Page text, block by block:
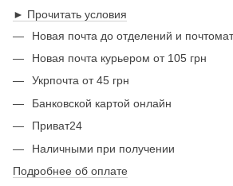
► Прочитать условия
Новая почта до отделений и
Новая почта курьером от 105 грн
Укрпочта от 45 грн
Банковской картой онлайн
Приват24
Наличными при получении
Подробнее об оплате